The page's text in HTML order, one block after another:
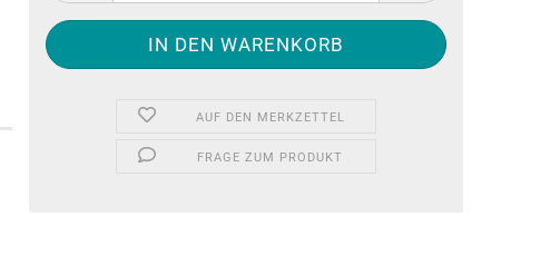
AUF DEN MERKZETTEL
FRAGE ZUM PRODUKT